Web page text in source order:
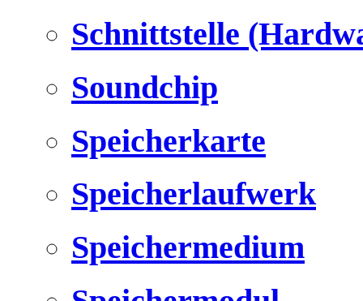
Schnittstelle
Soundchip
Speicherkarte
Speicherlaufwerk
Speichermedium